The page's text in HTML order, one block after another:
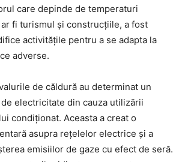
care depinde de temperaturi
fi turismul și construcțiile, a fost
activitățile pentru a se adapta la
adverse.
de căldură au determinat un
electricitate din cauza utilizării
condiționat. Aceasta a creat o
asupra rețelelor electrice și a
emisiilor de gaze cu efect de seră.